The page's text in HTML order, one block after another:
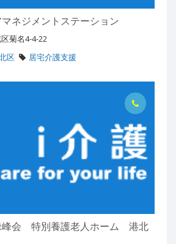
ネジメントステーション
菊名4-4-22
区
居宅介護支援
会 特別養護老人ホーム 港北